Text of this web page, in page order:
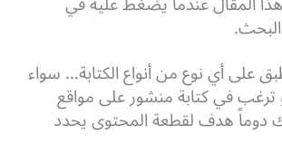
على أي نوع من أنواع الكتابة… سواء
ترغب في كتابة منشور على مواقع
دوماً هدف لقطعة المحتوى يحدد